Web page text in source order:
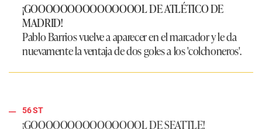
¡GOOOOOOOOOOOOOOOL DE ATLÉTICO DE
MADRID!
Pablo Barrios vuelve a aparecer en el marcador y le da
nuevamente la ventaja de dos goles a los 'colchoneros'.
56 ST
¡GOOOOOOOOOOOOOOOL DE SEATTLE!